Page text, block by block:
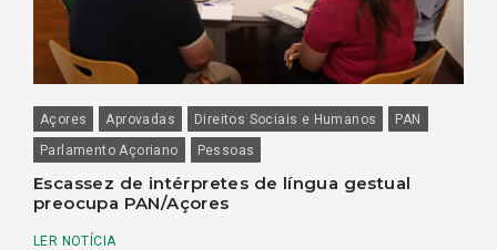
Açores Aprovadas Direitos Sociais e Humanos
PAN
Parlamento Açoriano
Pessoas
Escassez de intérpretes de língua gestual
preocupa PAN/Açores
LER NOTÍCIA